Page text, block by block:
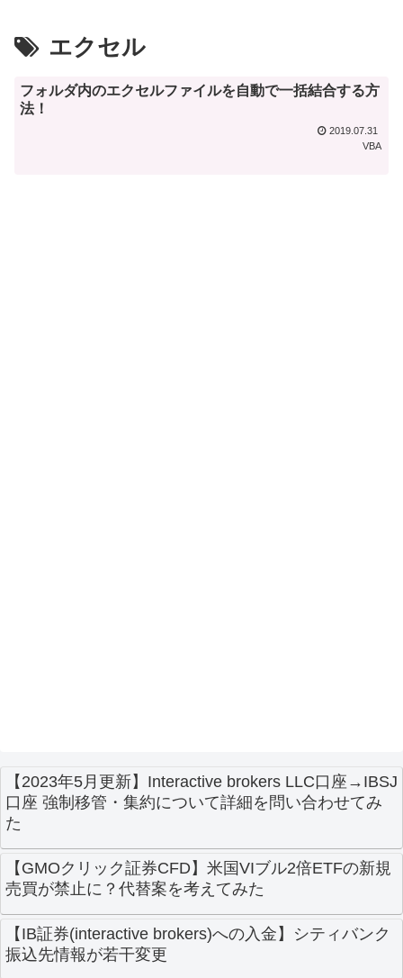
エクセル
フォルダ内のエクセルファイルを自動で一括結合する方
法！
2019.07.31
VBA
【2023年5月更新】Interactive brokers LLC口座→IBSJ
口座 強制移管・集約について詳細を問い合わせてみ
た
【GMOクリック証券CFD】米国VIブル2倍ETFの新規
売買が禁止に？代替案を考えてみた
【IB証券(interactive brokers)への入金】シティバンク
振込先情報が若干変更